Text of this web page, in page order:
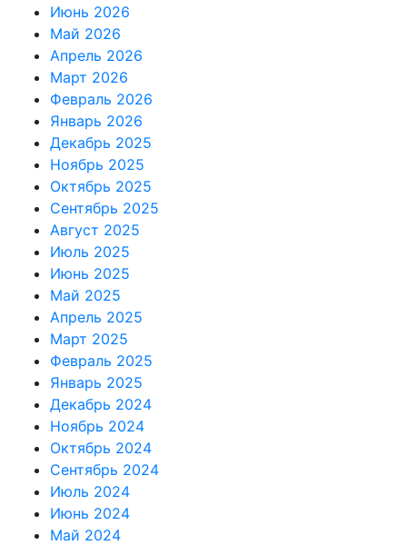
Июнь 2026
Май 2026
Апрель 2026
Март 2026
Февраль 2026
Январь 2026
Декабрь 2025
Ноябрь 2025
Октябрь 2025
Сентябрь 2025
Август 2025
Июль 2025
Июнь 2025
Май 2025
Апрель 2025
Март 2025
Февраль 2025
Январь 2025
Декабрь 2024
Ноябрь 2024
Октябрь 2024
Сентябрь 2024
Июль 2024
Июнь 2024
Май 2024